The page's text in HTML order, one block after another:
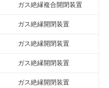
ガス絶縁複合開閉装置
ガス絶縁開閉装置
ガス絶縁開閉装置
ガス絶縁開閉装置
ガス絶縁開閉装置